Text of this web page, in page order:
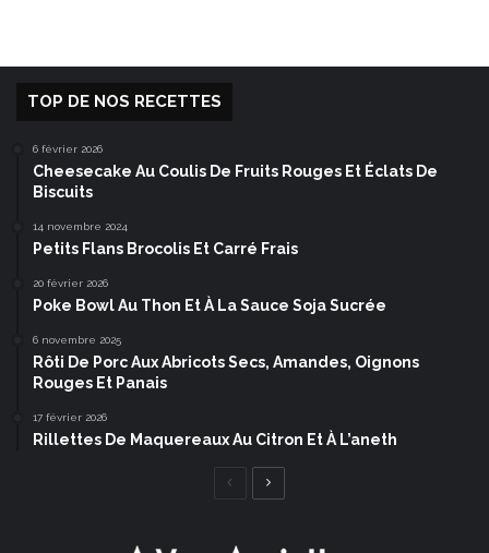
TOP DE NOS RECETTES
6 février 2026
Cheesecake Au Coulis De Fruits Rouges Et Éclats De
Biscuits
14 novembre 2024
Petits Flans Brocolis Et Carré Frais
20 février 2026
Poke Bowl Au Thon Et À La Sauce Soja Sucrée
6 novembre 2025
Rôti De Porc Aux Abricots Secs, Amandes, Oignons
Rouges Et Panais
17 février 2026
Rillettes De Maquereaux Au Citron Et À L’aneth
Page